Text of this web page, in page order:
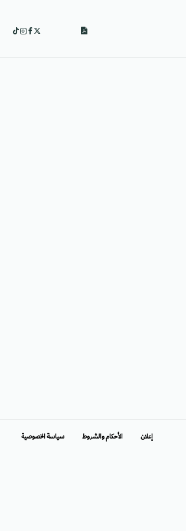
إعلان الأحكام والشروط سياسة الخصوصية